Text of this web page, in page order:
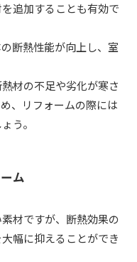
追加することも有効で
断熱性能が向上し、室
材の不足や劣化が寒さ
、リフォームの際には
う。
ム
材ですが、断熱効果の
幅に抑えることができ